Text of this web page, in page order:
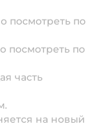
посмотреть по
посмотреть по
часть
на новый